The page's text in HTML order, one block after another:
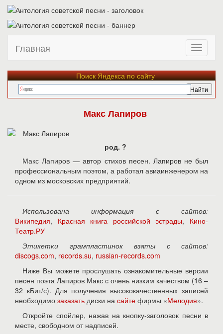
Главная
Поиск Яндекса по сайту
Макс Лапиров
род. ?
Макс Лапиров — автор стихов песен. Лапиров не был
профессиональным поэтом, а работал авиаинженером на
одном из московских предприятий.
Использована информация с сайтов:
Википедия, Красная книга российской эстрады, Кино-
Театр.РУ
Этикетки грампластинок взяты с сайтов:
discogs.com, records.su, russian-records.com
Ниже Вы можете прослушать ознакомительные версии
песен поэта Лапиров Макс с очень низким качеством (16 –
32 кБит/с). Для получения высококачественных записей
необходимо заказать диски на сайте фирмы «Мелодия».
Откройте спойлер, нажав на кнопку-заголовок песни в
месте, свободном от надписей.